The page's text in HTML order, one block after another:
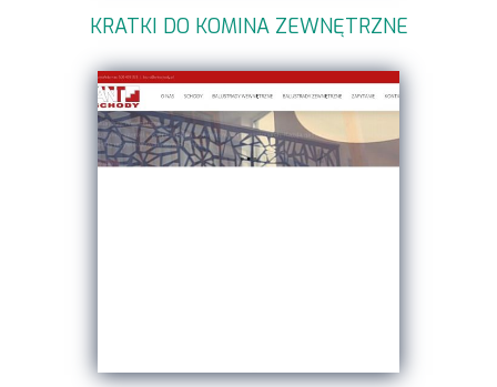
KRATKI DO KOMINA ZEWNĘTRZNE